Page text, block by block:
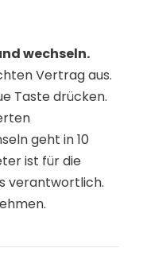
wechseln.
Vertrag aus.
Taste drücken.
geht in 10
ist für die
verantwortlich.